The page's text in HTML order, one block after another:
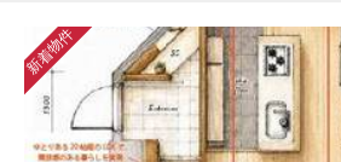
新着物件